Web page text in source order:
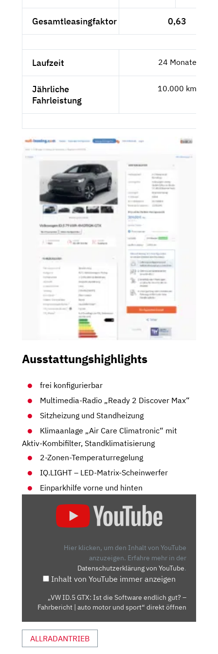
Gesamtleasingfaktor 0,63
Laufzeit 24 Monate
Jährliche
Fahrleistung
10.000 km
Ausstattungshighlights
frei konfigurierbar
Multimedia-Radio „Ready 2 Discover Max“
Sitzheizung und Standheizung
Klimaanlage „Air Care Climatronic“ mit
Aktiv-Kombifilter, Standklimatisierung
2-Zonen-Temperaturregelung
IQ.LIGHT – LED-Matrix-Scheinwerfer
Einparkhilfe vorne und hinten
FAHRBERICHT
AUTO
MOTOR
Hier klicken, um den Inhalt von YouTube
anzuzeigen. Erfahre mehr in der
Datenschutzerklärung von YouTube.
Inhalt von YouTube immer anzeigen
„VW ID.5 GTX: Ist die Software endlich gut? –
Fahrbericht | auto motor und sport“ direkt öffnen
ALLRADANTRIEB